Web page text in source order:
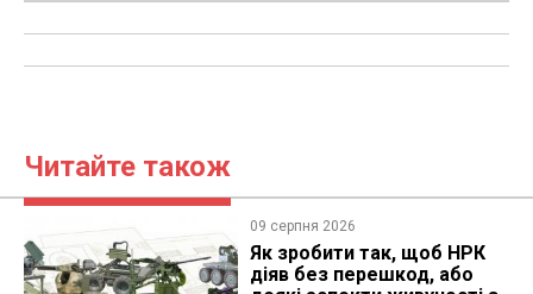
Читайте також
09 серпня 2026
Як зробити так, щоб НРК
діяв без перешкод, або